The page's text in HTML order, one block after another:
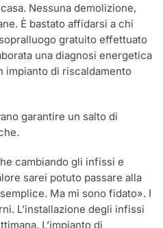
Nessuna demolizione,
È bastato affidarsi a chi
gratuito effettuato
una diagnosi energetica
impianto di riscaldamento
garantire un salto di
cambiando gli infissi e
sarei potuto passare alla
Ma mi sono fidato». I
L’installazione degli infissi
L’impianto di